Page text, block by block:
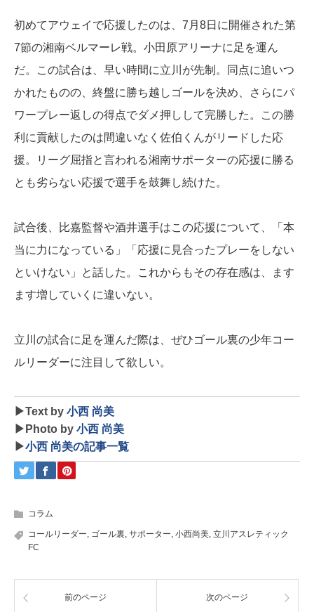
初めてアウェイで応援したのは、7月8日に開催された第
7節の湘南ベルマーレ戦。小田原アリーナに足を運ん
だ。この試合は、早い時間に立川が先制。同点に追いつ
かれたものの、終盤に勝ち越しゴールを決め、さらにパ
ワープレー返しの得点でダメ押しして完勝した。この勝
利に貢献したのは間違いなく佐伯くんがリードした応
援。リーグ屈指と言われる湘南サポーターの応援に勝る
とも劣らない応援で選手を鼓舞し続けた。
試合後、比嘉監督や酒井選手はこの応援について、「本
当に力になっている」「応援に見合ったプレーをしない
といけない」と話した。これからもその存在感は、ます
ます増していくに違いない。
立川の試合に足を運んだ際は、ぜひゴール裏の少年コー
ルリーダーに注目して欲しい。
▶Text by 小西 尚美
▶Photo by 小西 尚美
▶小西 尚美の記事一覧
コラム
コールリーダー, ゴール裏, サポーター, 小西尚美, 立川アスレティック
FC
前のページ 次のページ